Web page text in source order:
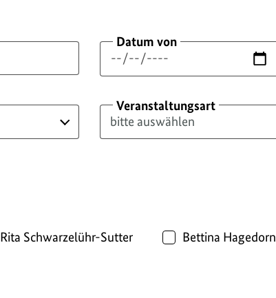
Datum von
Veranstaltungsart
Rita Schwarzelühr-Sutter Bettina Hagedorn